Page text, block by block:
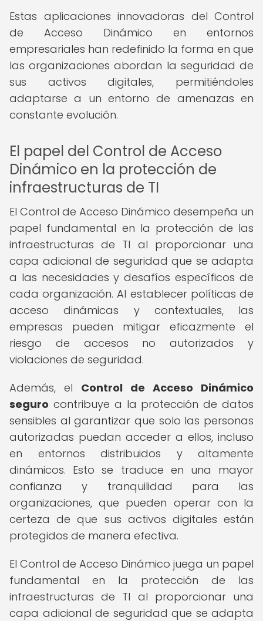
Estas aplicaciones innovadoras del Control
de Acceso Dinámico en entornos
empresariales han redefinido la forma en que
las organizaciones abordan la seguridad de
sus activos digitales, permitiéndoles
adaptarse a un entorno de amenazas en
constante evolución.
El papel del Control de Acceso
Dinámico en la protección de
infraestructuras de TI
El Control de Acceso Dinámico desempeña un
papel fundamental en la protección de las
infraestructuras de TI al proporcionar una
capa adicional de seguridad que se adapta
a las necesidades y desafíos específicos de
cada organización. Al establecer políticas de
acceso dinámicas y contextuales, las
empresas pueden mitigar eficazmente el
riesgo de accesos no autorizados y
violaciones de seguridad.
Además, el Control de Acceso Dinámico
seguro contribuye a la protección de datos
sensibles al garantizar que solo las personas
autorizadas puedan acceder a ellos, incluso
en entornos distribuidos y altamente
dinámicos. Esto se traduce en una mayor
confianza y tranquilidad para las
organizaciones, que pueden operar con la
certeza de que sus activos digitales están
protegidos de manera efectiva.
El Control de Acceso Dinámico juega un papel
fundamental en la protección de las
infraestructuras de TI al proporcionar una
capa adicional de seguridad que se adapta